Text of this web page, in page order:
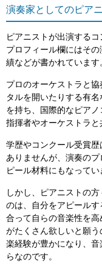
演奏家としてのピア
ピアニストが出演する
プロフィール欄にはそ
績などが書かれています
プロのオーケストラと
タルを開いたりする有
を持ち、国際的なピア
指揮者やオーケストラと
学歴やコンクール受賞
ありませんが、演奏の
ピール材料にもなってい
しかし、ピアニストの
のは、自分をアピール
合って自らの音楽性を
がたくさん欲しいと願
楽経験が豊かになり、
らなのです。